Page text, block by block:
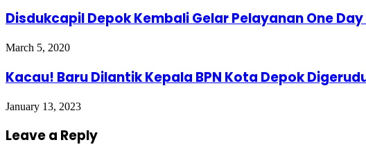
Disdukcapil Depok Kembali Gelar Pelayanan One
March 5, 2020
Kacau! Baru Dilantik Kepala BPN Kota Depok
January 13, 2023
Leave a Reply